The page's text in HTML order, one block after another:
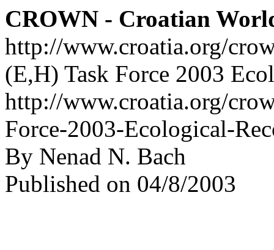
CROWN - Croatian
http://www.croatia.org/
(E,H) Task Force 2003
http://www.croatia.org/
Force-2003-Ecological-
By Nenad N. Bach
Published on 04/8/2003